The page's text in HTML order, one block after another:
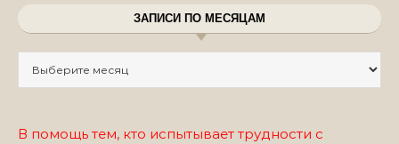
ЗАПИСИ ПО МЕСЯЦАМ
В помощь тем, кто испытывает трудности с